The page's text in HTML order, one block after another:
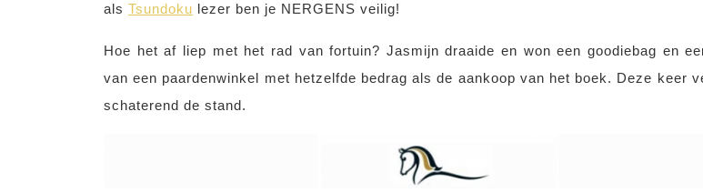
als Tsundoku lezer ben je NERGENS veilig!
Hoe het af liep met het rad van fortuin? Jasmijn draaide en won een goodiebag en
van een paardenwinkel met hetzelfde bedrag als de aankoop van het boek. Deze keer
schaterend de stand.